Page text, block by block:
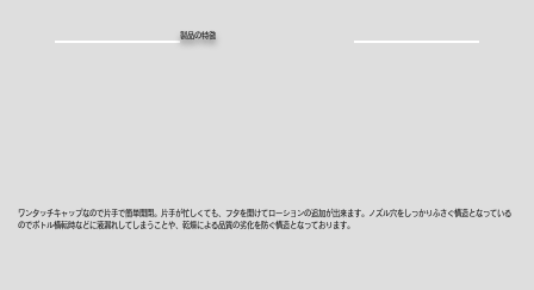
製品の特徴
ワンタッチキャップなので片手で簡単開閉。片手が忙しくても、フタを開けてローションの追加が出来ます。ノズル穴をしっかりふさぐ構造となっている
のでボトル横転時などに液漏れしてしまうことや、乾燥による品質の劣化を防ぐ構造となっております。